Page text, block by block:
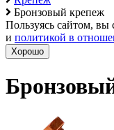
Бронзовый крепеж
Пользуясь сайтом, вы
и политикой в
Хорошо